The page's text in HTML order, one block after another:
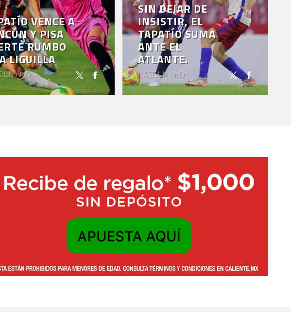
VENCE A
Y PISA
RUMBO
LIGUILLA
UN AÑO
SIN DEJAR DE
INSISTIR, EL
TAPATÍO SUMA
ANTE EL
ATLANTE.
HACE UN AÑO